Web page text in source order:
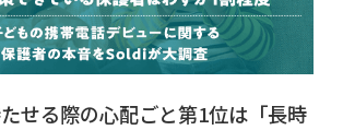
せる際の心配ごと第1位は「長時